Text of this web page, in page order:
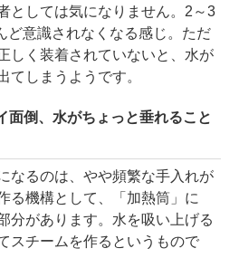
としては気になりません。2～3
ど意識されなくなる感じ。ただ
しく装着されていないと、水が
てしまうようです。
面倒、水がちょっと垂れること
なるのは、やや頻繁な手入れが
る機構として、「加熱筒」に
分があります。水を吸い上げる
スチームを作るというもので